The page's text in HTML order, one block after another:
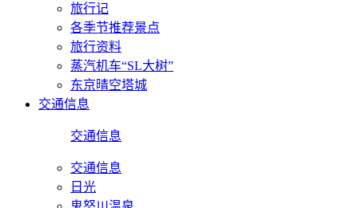
旅行记
各季节推荐景点
旅行资料
蒸汽机车“SL大树”
东京晴空塔城
交通信息
交通信息
交通信息
日光